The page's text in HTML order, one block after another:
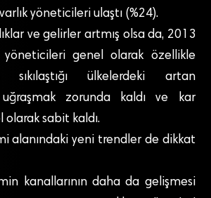
yöneticileri ulaştı (%24).
ve gelirler artmış olsa da, 2013
yöneticileri genel olarak özellikle
sıkılaştığı ülkelerdeki artan
zorunda kaldı ve kar
olarak sabit kaldı.
alanındaki yeni trendler de dikkat
kanallarının daha da gelişmesi